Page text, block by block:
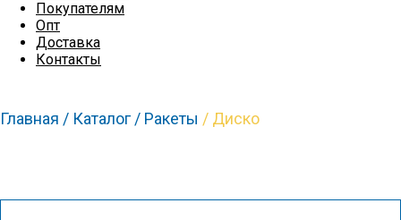
Покупателям
Опт
Доставка
Контакты
Главная / Каталог / Ракеты / Диско